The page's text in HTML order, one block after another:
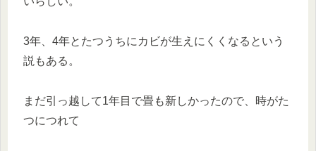
3年、4年とたつうちにカビが生えにくくなるという
説もある。
まだ引っ越して1年目で畳も新しかったので、時がた
つにつれて